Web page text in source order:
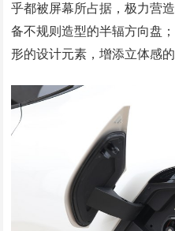
乎都被屏幕所占据，极力营
备不规则造型的半辐方向盘
形的设计元素，增添立体感